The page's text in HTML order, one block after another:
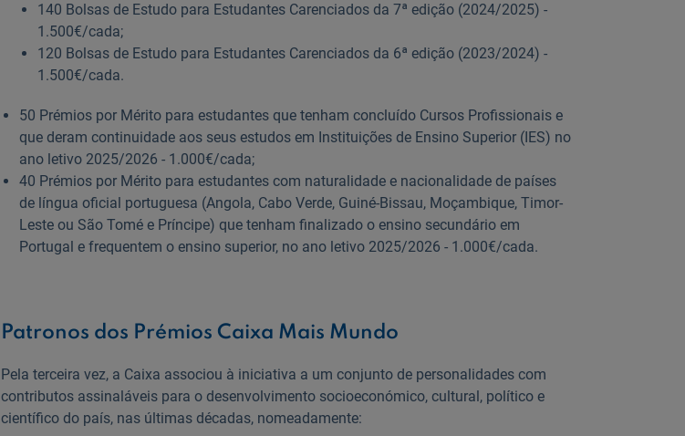
140 Bolsas de Estudo para Estudantes Carenciados da 7ª edição (2024/2025) -
1.500€/cada;
120 Bolsas de Estudo para Estudantes Carenciados da 6ª edição (2023/2024) -
1.500€/cada.
50 Prémios por Mérito para estudantes que tenham concluído Cursos Profissionais e
que deram continuidade aos seus estudos em Instituições de Ensino Superior (IES) no
ano letivo 2025/2026 - 1.000€/cada;
40 Prémios por Mérito para estudantes com naturalidade e nacionalidade de países
de língua oficial portuguesa (Angola, Cabo Verde, Guiné-Bissau, Moçambique, Timor-
Leste ou São Tomé e Príncipe) que tenham finalizado o ensino secundário em
Portugal e frequentem o ensino superior, no ano letivo 2025/2026 - 1.000€/cada.
Patronos dos Prémios Caixa Mais Mundo
Pela terceira vez, a Caixa associou à iniciativa a um conjunto de personalidades com
contributos assinaláveis para o desenvolvimento socioeconómico, cultural, político e
científico do país, nas últimas décadas, nomeadamente: